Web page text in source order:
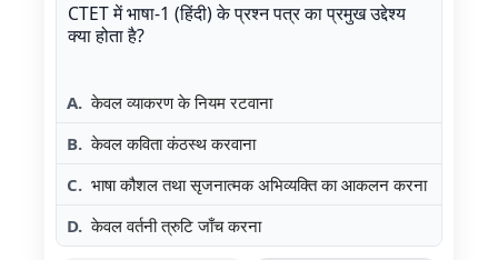
CTET में भाषा-1 (हिंदी) के प्रश्न पत्र का प्रमुख उद्देश्य
क्या होता है?
A. केवल व्याकरण के नियम रटवाना
B. केवल कविता कंठस्थ करवाना
C. भाषा कौशल तथा सृजनात्मक अभिव्यक्ति का आकलन करना
D. केवल वर्तनी त्रुटि जाँच करना